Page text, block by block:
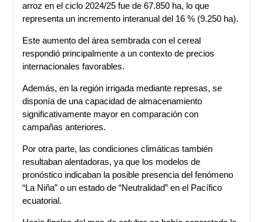
arroz en el ciclo 2024/25 fue de 67.850 ha, lo que
representa un incremento interanual del 16 % (9.250 ha).
Este aumento del área sembrada con el cereal
respondió principalmente a un contexto de precios
internacionales favorables.
Además, en la región irrigada mediante represas, se
disponía de una capacidad de almacenamiento
significativamente mayor en comparación con
campañas anteriores.
Por otra parte, las condiciones climáticas también
resultaban alentadoras, ya que los modelos de
pronóstico indicaban la posible presencia del fenómeno
“La Niña” o un estado de “Neutralidad” en el Pacífico
ecuatorial.